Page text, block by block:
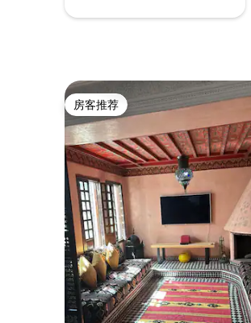
房客推荐
房客推荐